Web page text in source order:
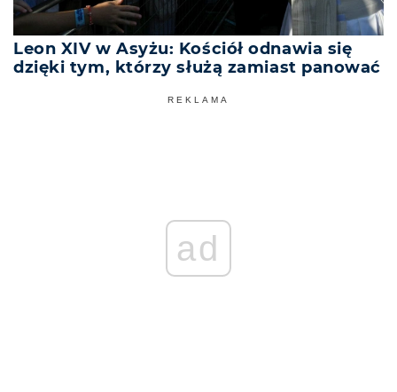
Leon XIV w Asyżu: Kościół odnawia się
dzięki tym, którzy służą zamiast panować
REKLAMA
ad